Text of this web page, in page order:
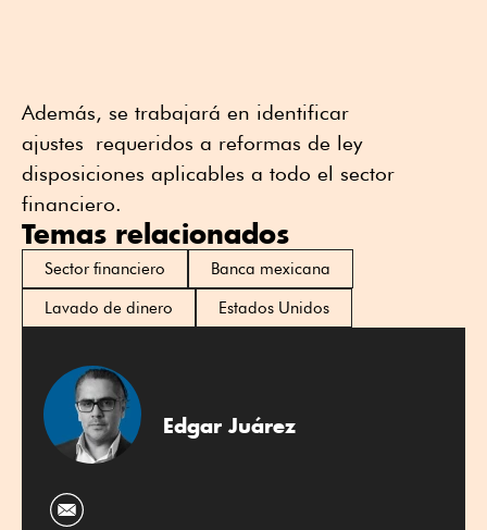
Además, se trabajará en identificar
ajustes requeridos a reformas de ley
disposiciones aplicables a todo el sector
financiero.
Temas relacionados
Sector financiero
Banca mexicana
Lavado de dinero
Estados Unidos
Edgar Juárez